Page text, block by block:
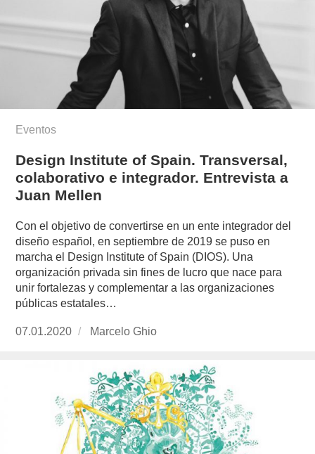
Eventos
Design Institute of Spain. Transversal,
colaborativo e integrador. Entrevista a
Juan Mellen
Con el objetivo de convertirse en un ente integrador del
diseño español, en septiembre de 2019 se puso en
marcha el Design Institute of Spain (DIOS). Una
organización privada sin fines de lucro que nace para
unir fortalezas y complementar a las organizaciones
públicas estatales…
Publicado
07.01.2020
https://www.experimenta.es/author/marcelo-
Marcelo Ghio